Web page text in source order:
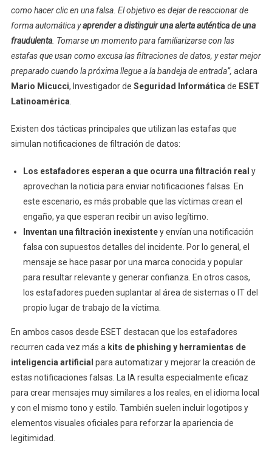
como hacer clic en una falsa. El objetivo es dejar de reaccionar de
forma automática yaprender a distinguir una alerta auténtica de una
fraudulenta. Tomarse un momento para familiarizarse con las
estafas que usan como excusa las filtraciones de datos, y estar mejor
preparado cuando la próxima llegue a la bandeja de entrada”, aclara
Mario Micucci, Investigador de Seguridad Informática de ESET
Latinoamérica
Existen dos tácticas principales que utilizan las estafas que
simulan notificaciones de filtración de datos:
Los estafadores esperan a que ocurra una filtración real y
aprovechan la noticia para enviar notificaciones falsas. En
este escenario, es más probable que las víctimas crean el
engaño, ya que esperan recibir un aviso legítimo.
Inventan una filtración inexistentey envían una notificación
falsa con supuestos detalles del incidente. Por lo general, el
mensaje se hace pasar por una marca conocida y popular
para resultar relevante y generar confianza. En otros casos,
los estafadores pueden suplantar al área de sistemas o IT del
propio lugar de trabajo de la víctima.
En ambos casos desde ESET destacan que los estafadores
recurren cada vez más a kits de phishing y herramientas de
inteligencia artificial para automatizar y mejorar la creación de
estas notificaciones falsas. La IA resulta especialmente eficaz
para crear mensajes muy similares a los reales, en el idioma local
y con el mismo tono y estilo. También suelen incluir logotipos y
elementos visuales oficiales para reforzar la apariencia de
legitimidad.